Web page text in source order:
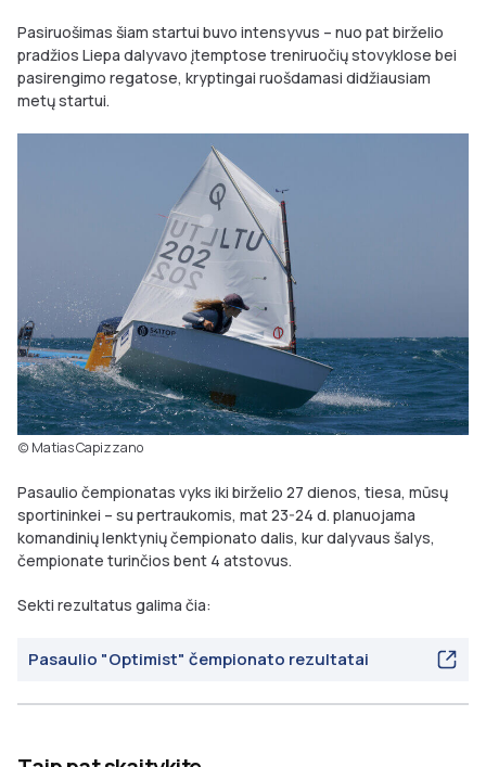
Pasiruošimas šiam startui buvo intensyvus – nuo pat birželio
pradžios Liepa dalyvavo įtemptose treniruočių stovyklose bei
pasirengimo regatose, kryptingai ruošdamasi didžiausiam
metų startui.
(c) Matias Capizzano
Pasaulio čempionatas vyks iki birželio 27 dienos, tiesa, mūsų
sportininkei – su pertraukomis, mat 23-24 d. planuojama
komandinių lenktynių čempionato dalis, kur dalyvaus šalys,
čempionate turinčios bent 4 atstovus.
Sekti rezultatus galima čia:
Pasaulio "Optimist" čempionato rezultatai